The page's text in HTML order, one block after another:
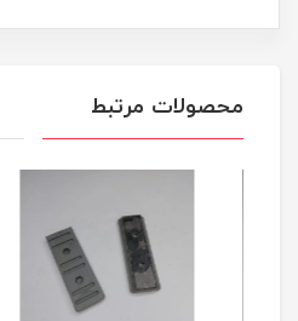
محصولات مرتبط